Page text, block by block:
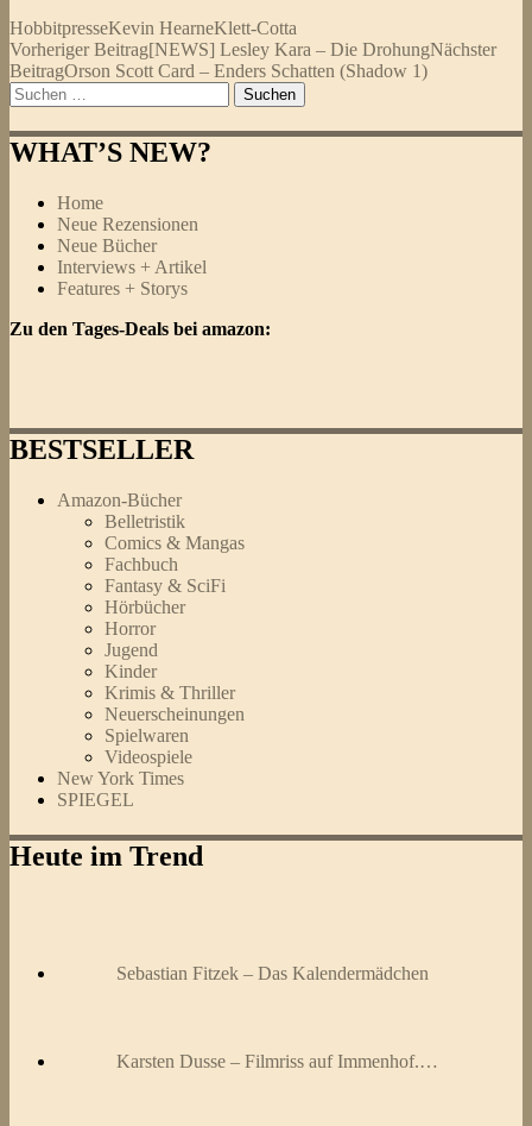
HobbitpresseKevin HearneKlett-Cotta
Beitragsnavigation
Vorheriger Beitrag[NEWS] Lesley Kara – Die DrohungNächster
BeitragOrson Scott Card – Enders Schatten (Shadow 1)
Suchen
nach:
WHAT’S NEW?
Home
Neue Rezensionen
Neue Bücher
Interviews + Artikel
Features + Storys
Zu den Tages-Deals bei amazon:
BESTSELLER
Amazon-Bücher
Belletristik
Comics & Mangas
Fachbuch
Fantasy & SciFi
Hörbücher
Horror
Jugend
Kinder
Krimis & Thriller
Neuerscheinungen
Spielwaren
Videospiele
New York Times
SPIEGEL
Heute im Trend
Sebastian Fitzek – Das Kalendermädchen
Karsten Dusse – Filmriss auf Immenhof.…